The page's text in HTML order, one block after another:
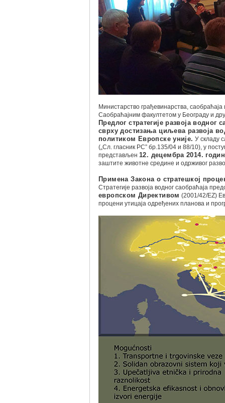
Министарство грађевинарства,
Саобраћајним факултетом у Београду и
Предлог стратегије развоја водног
сврху достизања циљева развоја
политиком Европске уније. У складу
(„Сл. гласник РС” бр.135/04 и 88/10), у
представљен12. децембра 2014.
заштите животне средине и одрживог
Примена Закона о стратешкој
Стратегије развоја водног саобраћаја
европском Директивом (2001/42/ЕZ)
процени утицаја одређених планова и